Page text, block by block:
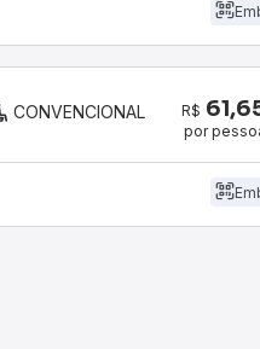
CONVENCIONAL R$
por